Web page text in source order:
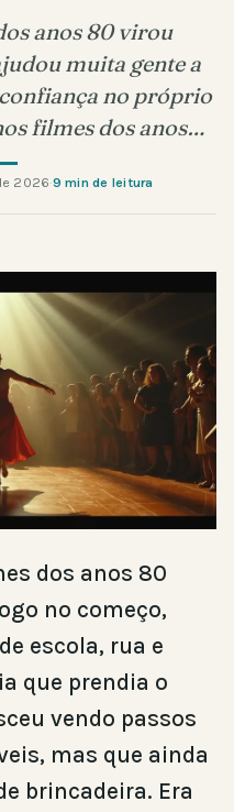
anos 80 virou
muita gente a
no próprio
filmes dos anos…
2026·9 min de leitura
dos anos 80
no começo,
escola, rua e
que prendia o
vendo passos
mas que ainda
brincadeira. Era